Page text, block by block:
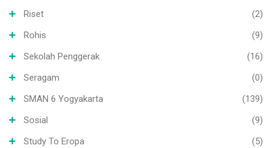
Riset
(2)
Rohis
(9)
Sekolah Penggerak
(16)
Seragam
(0)
SMAN 6 Yogyakarta
(139)
Sosial
(9)
Study To Eropa
(5)